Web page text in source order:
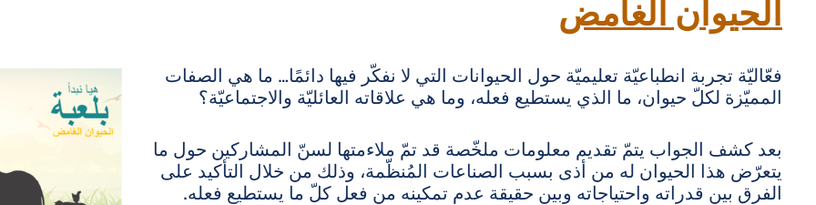
الحيوان الغامض
فعّاليّة تجربة انطباعيّة تعليميّة حول الحيوانات التي لا نفكّر فيها دائمًا… ما هي الصفات
المميّزة لكلّ حيوان، ما الذي يستطيع فعله، وما هي علاقاته العائليّة والاجتماعيّة؟
بعد كشف الجواب يتمّ تقديم معلومات ملخّصة قد تمّ ملاءمتها لسنّ المشاركين حول ما
يتعرّض هذا الحيوان له من أذى بسبب الصناعات المُنظّمة، وذلك من خلال التأكيد على
الفرق بين قدراته واحتياجاته وبين حقيقة عدم تمكينه من فعل كلّ ما يستطيع فعله.